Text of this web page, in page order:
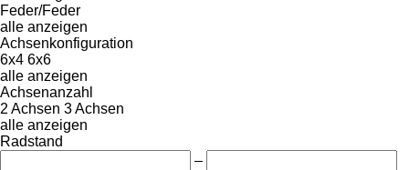
Feder/Feder
alle anzeigen
Achsenkonfiguration
6x4 6x6
alle anzeigen
Achsenanzahl
2 Achsen 3 Achsen
alle anzeigen
Radstand
–